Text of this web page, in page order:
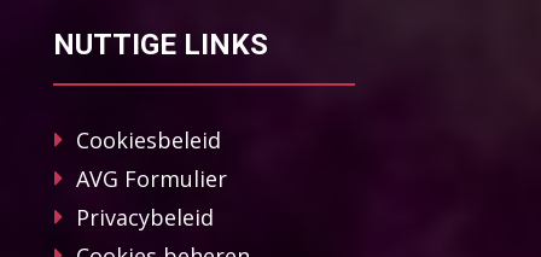
NUTTIGE LINKS
Cookiesbeleid
AVG Formulier
Privacybeleid